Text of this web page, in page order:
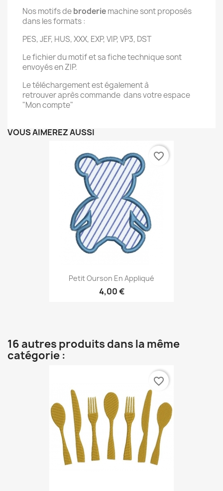
Nos motifs debroderiemachine sont proposés
dans les formats :
PES, JEF, HUS, XXX, EXP, VIP, VP3, DST
Le fichier du motif et sa fiche technique sont
envoyés en ZIP.
Le téléchargement est également à
retrouver après commande dans votre espace
"Mon compte"
VOUS AIMEREZ AUSSI
Petit Ourson En Appliqué
4,00 €
favorite_border
16 autres produits dans la même
catégorie :
favorite_border